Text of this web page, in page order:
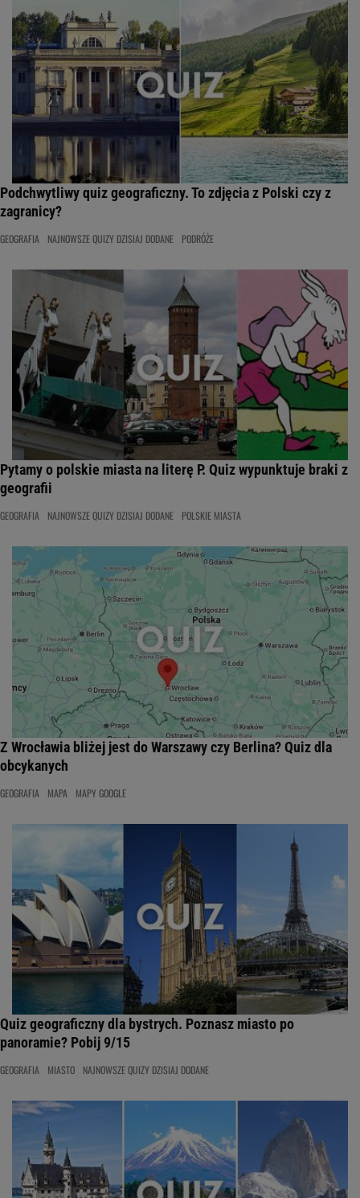
Podchwytliwy quiz geograficzny. To zdjęcia z Polski czy z
zagranicy?
GEOGRAFIA NAJNOWSZE QUIZY DZISIAJ DODANE PODRÓŻE
Pytamy o polskie miasta na literę P. Quiz wypunktuje braki z
geografii
GEOGRAFIA NAJNOWSZE QUIZY DZISIAJ DODANE POLSKIE MIASTA
Z Wrocławia bliżej jest do Warszawy czy Berlina? Quiz dla
obcykanych
GEOGRAFIA MAPA MAPY GOOGLE
Quiz geograficzny dla bystrych. Poznasz miasto po
panoramie? Pobij 9/15
GEOGRAFIA MIASTO NAJNOWSZE QUIZY DZISIAJ DODANE